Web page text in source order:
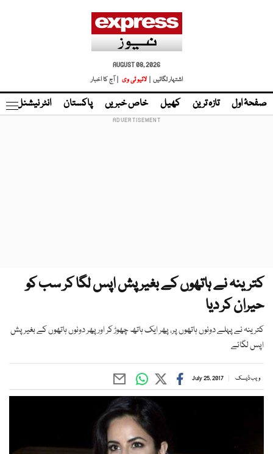
AUGUST 08, 2026
اشتہار لگائیں |
لائیو ٹی وی | آج کا اخبار
صفحۂ اول تازہ ترین کھیل خاص خبریں پاکستان انٹر نیشنل
کترینہ نے ہاتھوں کے بغیر پش اپس لگا کر سب کو
حیران کر دیا
کترینہ نے پہلے دونوں ہاتھوں پر، پھر ایک ہاتھ چھوڑ کر اور پھر دونوں ہاتھوں کے بغیر پش
اپس لگائے
ویب ڈیسک July 25, 2017